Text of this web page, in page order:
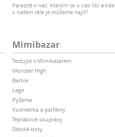
Parazité v nás: Kterým se u nás líbí a kde
v našem těle je můžeme najít?
Mimibazar
Testujte s Mimibazarem
Monster High
Barbie
Lego
Pyžama
Kosmetika a parfémy
Teplákové soupravy
Dětské boty